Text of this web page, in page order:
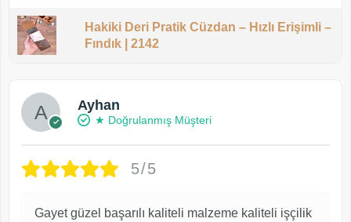
Hakiki Deri Pratik Cüzdan – Hızlı Erişimli –
Fındık | 2142
Ayhan
★ Doğrulanmış Müşteri
5/5
Gayet güzel başarılı kaliteli malzeme kaliteli işçilik